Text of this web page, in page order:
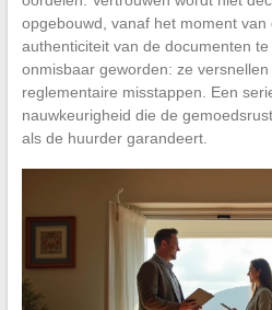
opgebouwd, vanaf het moment van
authenticiteit van de documenten
onmisbaar geworden: ze
reglementaire misstappen. Een
nauwkeurigheid die de
als de huurder garandeert.